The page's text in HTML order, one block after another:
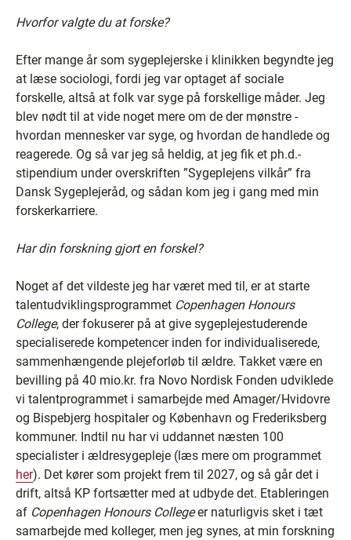
Hvorfor valgte du at forske?
Efter mange år som sygeplejerske i klinikken begyndte jeg
at læse sociologi, fordi jeg var optaget af sociale
forskelle, altså at folk var syge på forskellige måder. Jeg
blev nødt til at vide noget mere om de der mønstre -
hvordan mennesker var syge, og hvordan de handlede og
reagerede. Og så var jeg så heldig, at jeg fik et ph.d.-
stipendium under overskriften ”Sygeplejens vilkår” fra
Dansk Sygeplejeråd, og sådan kom jeg i gang med min
forskerkarriere.
Har din forskning gjort en forskel?
Noget af det vildeste jeg har været med til, er at starte
talentudviklingsprogrammet Copenhagen Honours
College, der fokuserer på at give sygeplejestuderende
specialiserede kompetencer inden for individualiserede,
sammenhængende plejeforløb til ældre. Takket være en
bevilling på 40 mio.kr. fra Novo Nordisk Fonden udviklede
vi talentprogrammet i samarbejde med Amager/Hvidovre
og Bispebjerg hospitaler og København og Frederiksberg
kommuner. Indtil nu har vi uddannet næsten 100
specialister i ældresygepleje (læs mere om programmet
her). Det kører som projekt frem til 2027, og så går det i
drift, altså KP fortsætter med at udbyde det. Etableringen
af Copenhagen Honours Collegeer naturligvis sket i tæt
samarbejde med kolleger, men jeg synes, at min forskning